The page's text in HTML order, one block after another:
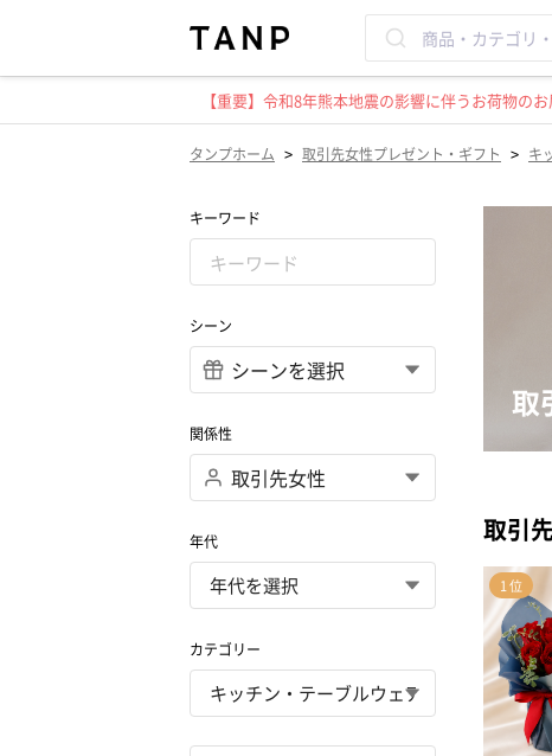
【重要】令和8年熊本地震の影響に伴うお荷物の
タンプホーム > 取引先女性プレゼント・ギフト > キ
キーワード
シーン
関係性
年代
カテゴリー
取
取引